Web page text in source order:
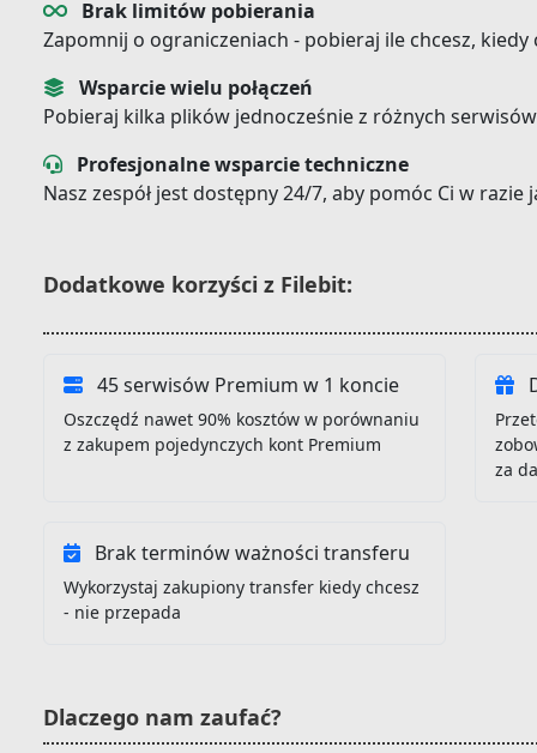
Brak limitów pobierania
Zapomnij o ograniczeniach - pobieraj ile chcesz,
Wsparcie wielu połączeń
Pobieraj kilka plików jednocześnie z różnych
Profesjonalne wsparcie techniczne
Nasz zespół jest dostępny 24/7, aby pomóc Ci w
Dodatkowe korzyści z Filebit:
45 serwisów Premium w 1 koncie
Oszczędź nawet 90% kosztów w porównaniu
z zakupem pojedynczych kont Premium
za
Brak terminów ważności transferu
Wykorzystaj zakupiony transfer kiedy chcesz
- nie przepada
Dlaczego nam zaufać?